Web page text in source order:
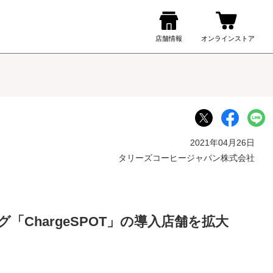
2021年04月26日
タリーズコーヒージャパン株式会社
「ChargeSPOT」の導入店舗を拡大